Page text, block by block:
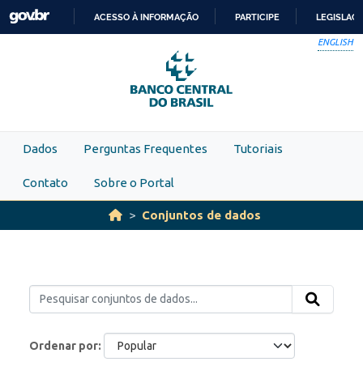
Skip to main content
PARA
O
CONTEÚDO
ACESSO À INFORMAÇÃO PARTICIPE
ENGLISH
Dados Perguntas Frequentes Tutoriais
Contato Sobre o Portal
Conjuntos de dados
Ordenar por